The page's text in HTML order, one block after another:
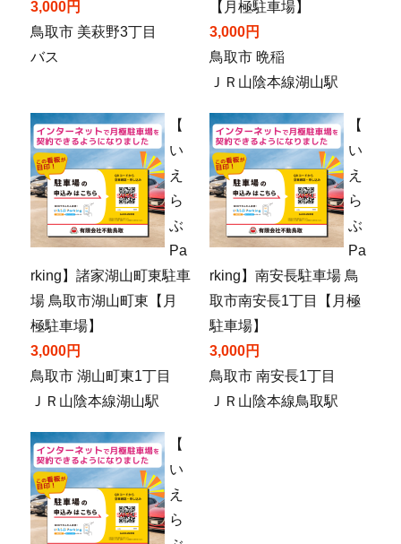
3,000円
鳥取市 美萩野3丁目
バス
【月極駐車場】
3,000円
鳥取市 晩稲
ＪＲ山陰本線湖山駅
【
い
え
ら
ぶ
Pa
rking】諸家湖山町東駐車
場 鳥取市湖山町東【月
極駐車場】
3,000円
鳥取市 湖山町東1丁目
ＪＲ山陰本線湖山駅
【
い
え
ら
ぶ
Pa
rking】南安長駐車場 鳥
取市南安長1丁目【月極
駐車場】
3,000円
鳥取市 南安長1丁目
ＪＲ山陰本線鳥取駅
【
い
え
ら